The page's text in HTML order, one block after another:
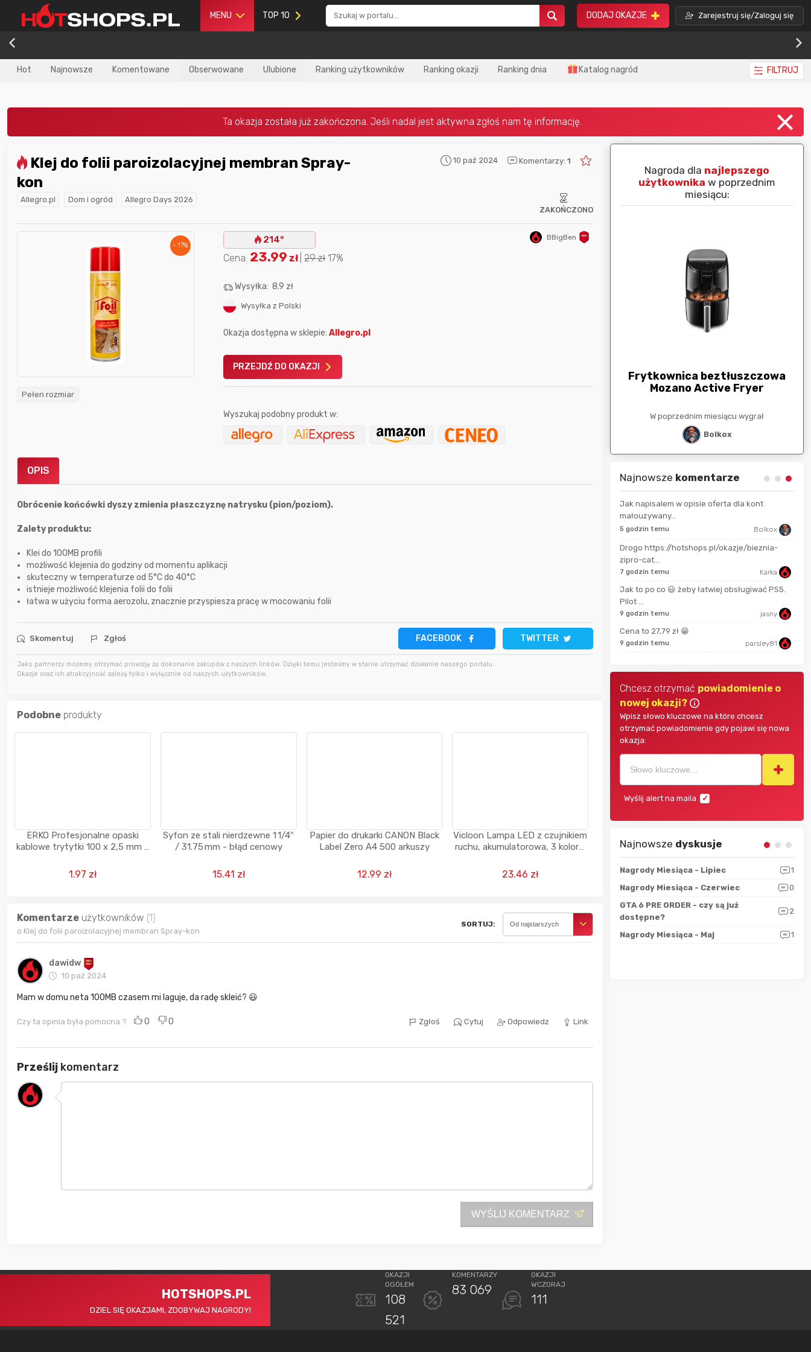
MENU TOP 10 DODAJ OKAZJE Zarejestruj się/Zaloguj się
Hot Najnowsze Komentowane Obserwowane Ulubione Ranking użytkowników Ranking okazji Ranking dnia Katalog nagród FILTRUJ
kon
10 paź 2024 Komentarzy: 1
Allegro.pl Dom i ogród
Allegro Days 2026
ZAKOŃCZONO
- 17%
Pełen rozmiar
214° BBigBen
Cena: 23.99 zł 29zł 17%
Wysyłka:8.9 zł
Wysyłka z Polski
Okazja dostępna w sklepie:Allegro.pl
PRZEJDŹ DO OKAZJI
Wyszukaj podobny produkt w:
OPIS
Obrócenie końcówki dyszy zmienia płaszczyznę natrysku (pion/poziom).
Zalety produktu:
Klei do 100MB profili
możliwość klejenia do godziny od momentu aplikacji
skuteczny w temperaturze od 5°C do 40°C
istnieje możliwość klejenia folii do folii
łatwa w użyciu forma aerozolu, znacznie przyspiesza pracę w mocowaniu folii
Skomentuj Zgłoś FACEBOOK TWITTER
Jako partnerzy możemy otrzymać prowizję za dokonanie zakupów z naszych linków. Dzięki temu jesteśmy w stanie utrzymać działanie naszego portalu.
Okazje oraz ich atrakcyjność zależą tylko i wyłącznie od naszych użytkowników.
Podobne produkty
ERKO Profesjonalne opaski
kablowe trytytki 100 x 2,5 mm -
1.97 zł
Syfon ze stali nierdzewne 1 1/4″
/ 31.75 mm - błąd cenowy
15.41 zł
Papier do drukarki CANON Black
Label Zero A4 500 arkuszy
12.99 zł
Vicloon Lampa LED z czujnikiem
ruchu, akumulatorowa, 3 kolory,
USB-C
23.46 zł
Komentarze użytkowników (1)
o Klej do folii paroizolacyjnej membran Spray-kon
SORTUJ: Od najstarszych
dawidw
10 paź 2024
Mam w domu neta 100MB czasem mi laguje, da radę skleić? 😃
Czy ta opinia była pomocna ? 0 0 Zgłoś Cytuj Odpowiedz Link
Prześlij komentarz
WYŚLIJ KOMENTARZ
najlepszego
w poprzednim
beztłuszczowa
Fryer
Nagroda dlanajlepszego
Gofrownica GÖTZE & JENSEN
DW900 1600W
Nagroda zanajlepiej ocenianą
Karta podarunkowa
Allegro 150zł
Nagroda dla najlepszego
użytkownika w poprzednim
miesiącu:
Frytkownica beztłuszczowa
Mozano Active Fryer
W poprzednim miesiącu wygrał
Bolkox
Najnowsze komentarze
7 godzin temu
9 godzin temu
5 godzin temu Bolkox
Jak napisalem w opisie oferta dla kont
małouzywany...
5 godzin temu Bolkox
Drogo https://hotshops.pl/okazje/bieznia-
zipro-cat...
7 godzin temu Karka
Jak to po co 😃 żeby łatwiej obsługiwać PS5.
Pilot ...
9 godzin temu jasny
Cena to 27,79 zł 😁
9 godzin temu parsley81
Chcesz otrzymać powiadomienie o
nowej okazji?
Wpisz słowo kluczowe na które chcesz
otrzymać powiadomienie gdy pojawi się nowa
okazja:
Wyślij alert na maila
Najnowsze dyskusje
Sferis - czemu odstrasza?
Katalog nagród
Nagrody Miesiąca - Marzec
Nagrody Miesiąca - Lipiec
1
Nagrody Miesiąca - Czerwiec
0
GTA 6 PRE ORDER - czy są już
dostępne?
2
Nagrody Miesiąca - Maj 1
HOTSHOPS.PL
DZIEL SIĘ OKAZJAMI, ZDOBYWAJ NAGRODY!
OKAZJI
OGÓŁEM
108
521
KOMENTARZY
83 069
OKAZJI
WCZORAJ
111